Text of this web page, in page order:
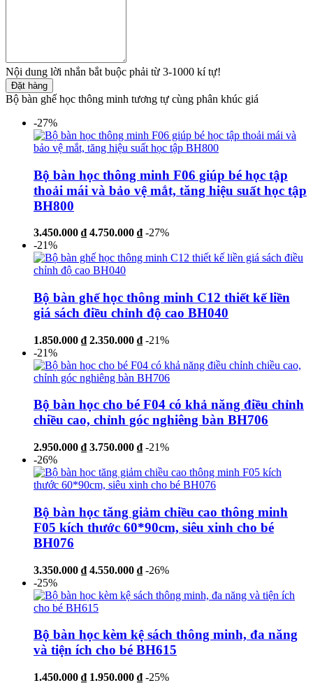
Nội dung lời nhắn bắt buộc phải từ 3-1000 kí tự!
Đặt hàng
Bộ bàn ghế học thông minh tương tự cùng phân khúc giá
-27%
Bộ bàn học thông minh F06 giúp bé học tập
thoải mái và bảo vệ mắt, tăng hiệu suất học tập
BH800
3.450.000 ₫ 4.750.000 ₫ -27%
-21%
Bộ bàn ghế học thông minh C12 thiết kế liền
giá sách điều chỉnh độ cao BH040
1.850.000 ₫ 2.350.000 ₫ -21%
-21%
Bộ bàn học cho bé F04 có khả năng điều chỉnh
chiều cao, chỉnh góc nghiêng bàn BH706
2.950.000 ₫ 3.750.000 ₫ -21%
-26%
Bộ bàn học tăng giảm chiều cao thông minh
F05 kích thước 60*90cm, siêu xinh cho bé
BH076
3.350.000 ₫ 4.550.000 ₫ -26%
-25%
Bộ bàn học kèm kệ sách thông minh, đa năng
và tiện ích cho bé BH615
1.450.000 ₫ 1.950.000 ₫ -25%